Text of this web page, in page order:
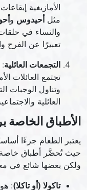
الأمازيغية
مثلأحيدوس و
والنساء في
تعبيرًا عن الفرح
التجمعات العائلية:
تجتمع العائلات
وتناول الوجبات
العائلية
الأطباق الخاصة
يعتبر الطعام جزءًا
حيث تُحضَّر أطباق خاصة
ولكن بعضها شائع في
تاكولا (أو تاكلا):